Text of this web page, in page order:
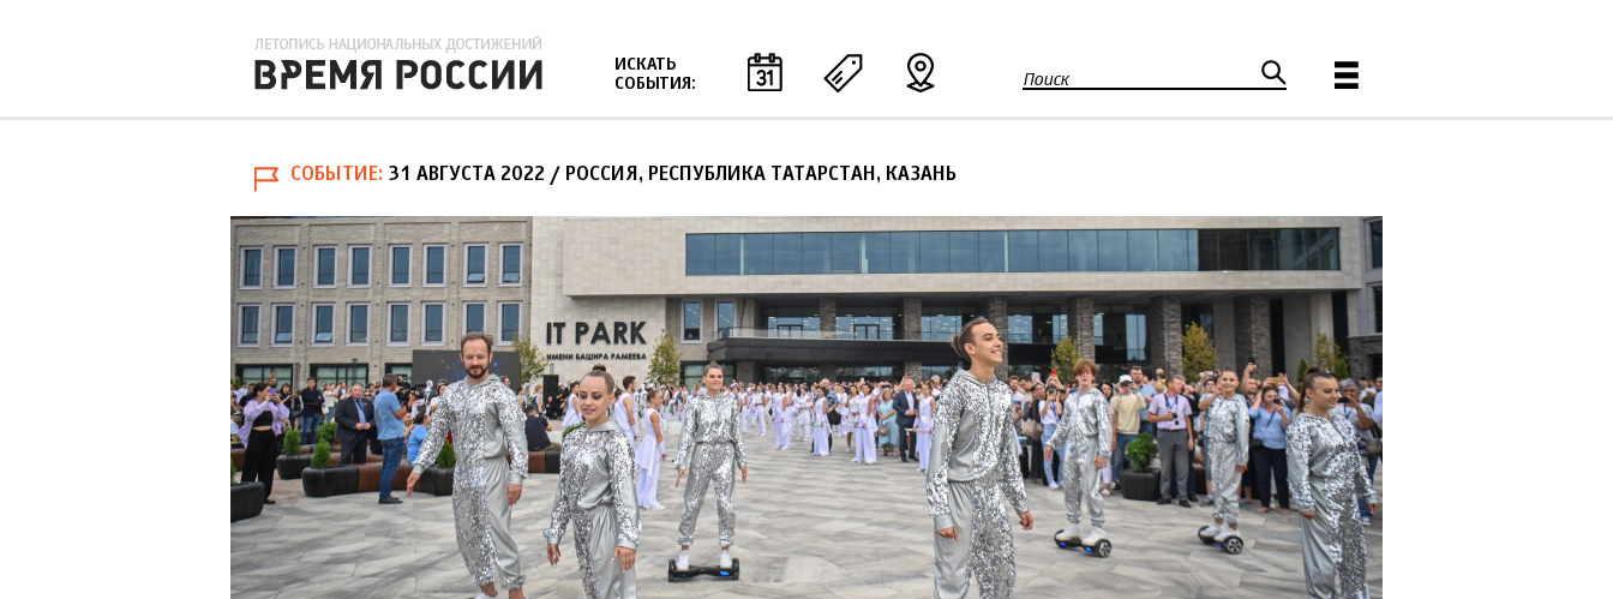
ИСКАТЬ
СОБЫТИЯ:
м
п
о
и
с
к
а
Поиск
СОБЫТИЕ 31 АВГУСТА 2022 / РОССИЯ, РЕСПУБЛИКА ТАТАРСТАН, КАЗАНЬ